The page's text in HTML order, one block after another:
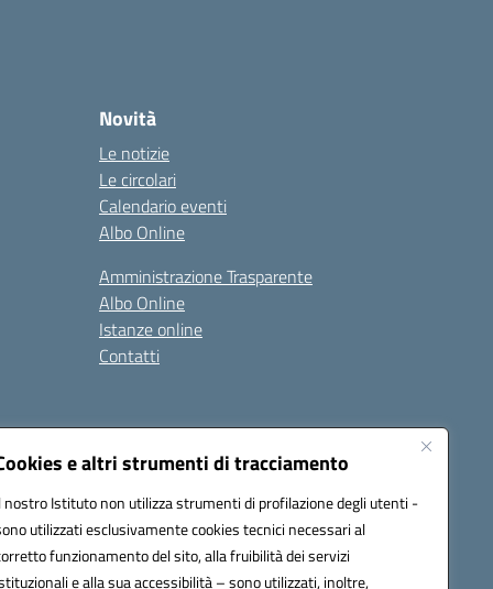
e altri strumenti di tracciamento
nostro Istituto non utilizza strumenti di profilazione degli utenti -
utilizzati esclusivamente cookies tecnici necessari al
funzionamento del sito, alla fruibilità dei servizi
e alla sua accessibilità – sono utilizzati, inoltre,
Novità
Le notizie
Le circolari
Calendario eventi
Albo Online
Amministrazione Trasparente
Albo Online
Istanze online
Contatti